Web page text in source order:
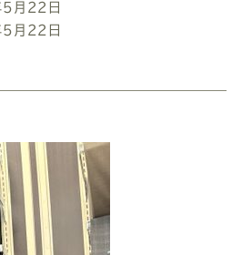
月22日
月22日